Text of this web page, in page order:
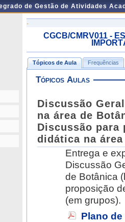
de Gestão de Atividades
-
CGCB/CMRV011 -
Tópicos de Aula Frequências
Tópicos Aulas
Discussão
na área de
Discussão para
didática na área
Entrega e
Discussão
de Botânica
proposição
(em grupos).
Plano